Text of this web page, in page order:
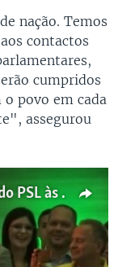
nação. Temos
contactos
cumpridos
o povo em cada
assegurou
Quem é Jair Bolsonaro, candidato do PSL às eleições brasileiras